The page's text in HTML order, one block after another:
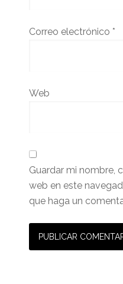
Correo electrónico *
Web
Guardar mi nombre,
web en este
que haga un